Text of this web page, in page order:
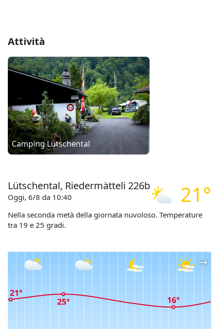
Attività
Camping Lütschental
21°
Lütschental, Riedermätteli 226b
Oggi, 6/8 da 10:40
Nella seconda metà della giornata nuvoloso. Temperature
tra 19 e 25 gradi.